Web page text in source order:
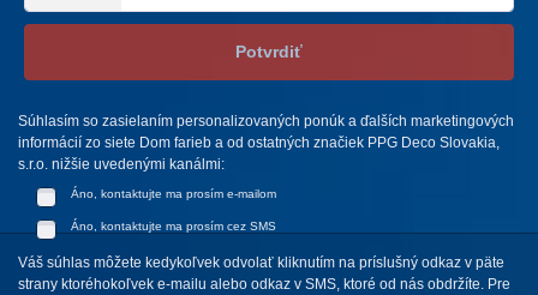
Potvrdiť
Súhlasím so zasielaním personalizovaných ponúk a ďalších marketingových
informácií zo siete Dom farieb a od ostatných značiek PPG Deco Slovakia,
s.r.o. nižšie uvedenými kanálmi:
Áno, kontaktujte ma prosím e-mailom
Áno, kontaktujte ma prosím cez SMS
Váš súhlas môžete kedykoľvek odvolať kliknutím na príslušný odkaz v päte
strany ktoréhokoľvek e-mailu alebo odkaz v SMS, ktoré od nás obdržíte. Pre